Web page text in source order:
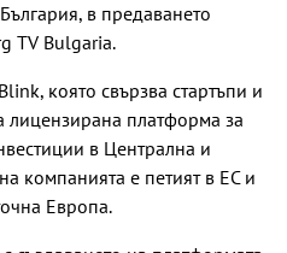
в предаването
TV Bulgaria.
която свързва стартъпи и
лицензирана платформа за
в Централна и
компанията е петият в ЕС и
Европа.